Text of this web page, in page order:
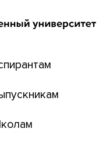
коллективного